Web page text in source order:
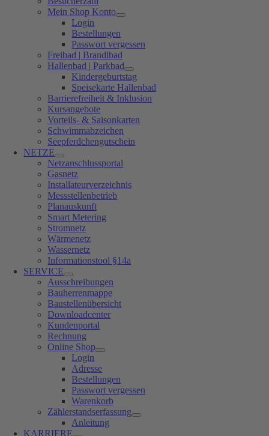
Mein Shop Konto
Login
Bestellungen
Passwort vergessen
Freibad | Brandlbad
Hallenbad | Parkbad
Kindergeburtstag
Speisekarte Hallenbad
Barrierefreiheit & Inklusion
Kursangebote
Vorteils- & Saisonkarten
Schwimmabzeichen
Seepferdchengutschein
NETZE
Netzanschlussportal
Gasnetz
Installateurverzeichnis
Messstellenbetrieb
Planauskunft
Smart Metering
Stromnetz
Wärmenetz
Wassernetz
Informationstool §14a
SERVICE
Ausschreibungen
Bauherrenmappe
Baustellenübersicht
Downloadcenter
Kundenportal
Rechnung
Online Shop
Login
Adresse
Bestellungen
Passwort vergessen
Warenkorb
Zählerstandserfassung
Anleitung
KARRIERE